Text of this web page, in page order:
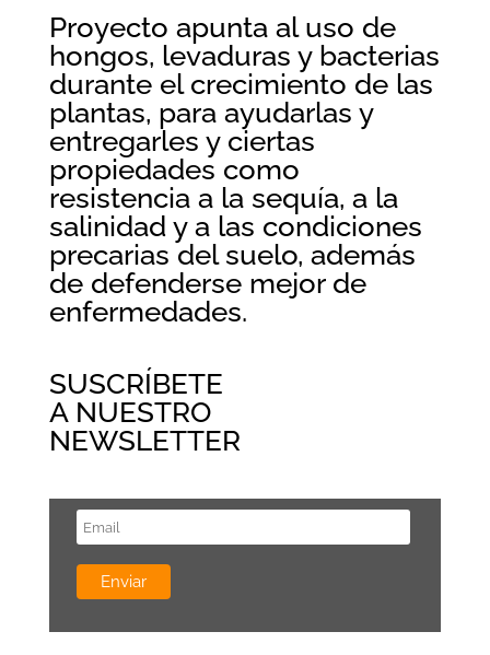
Proyecto apunta al uso de
hongos, levaduras y bacterias
durante el crecimiento de las
plantas, para ayudarlas y
entregarles y ciertas
propiedades como
resistencia a la sequía, a la
salinidad y a las condiciones
precarias del suelo, además
de defenderse mejor de
enfermedades.
SUSCRÍBETE
A NUESTRO
NEWSLETTER